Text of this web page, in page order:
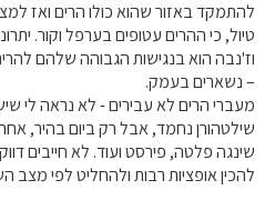
להתמקד באזור שהוא כולו הרים ואז
טיול, כי ההרים עטופים בערפל וקור.
וז'נבה הוא בנגישות הגבוהה שלהם
– נשארים בעמק.
מעברי הרים לא עבירים - לא נראה לי
שילטהורן נחמד, אבל רק ביום בהיר,
שינגה פלטה, פירסט ועוד. לא חייבים
להכין אופציות רבות ולהחליט לפי מצב